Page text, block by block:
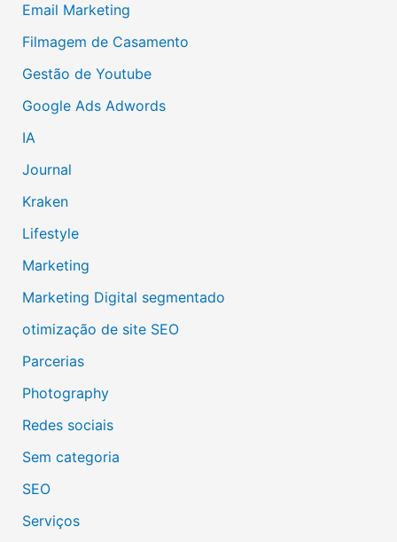
Email Marketing
Filmagem de Casamento
Gestão de Youtube
Google Ads Adwords
IA
Journal
Kraken
Lifestyle
Marketing
Marketing Digital segmentado
otimização de site SEO
Parcerias
Photography
Redes sociais
Sem categoria
SEO
Serviços